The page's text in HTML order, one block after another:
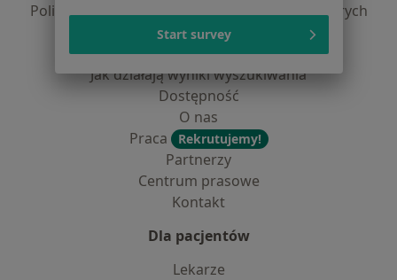
Polityka prywatności dla profesjonalistów, których
dane pozyskaliśmy samodzielnie
Polityka cookies
Jak działają wyniki wyszukiwania
Dostępność
O nas
Praca
Rekrutujemy!
Partnerzy
Centrum prasowe
Kontakt
Dla pacjentów
Lekarze
Start survey